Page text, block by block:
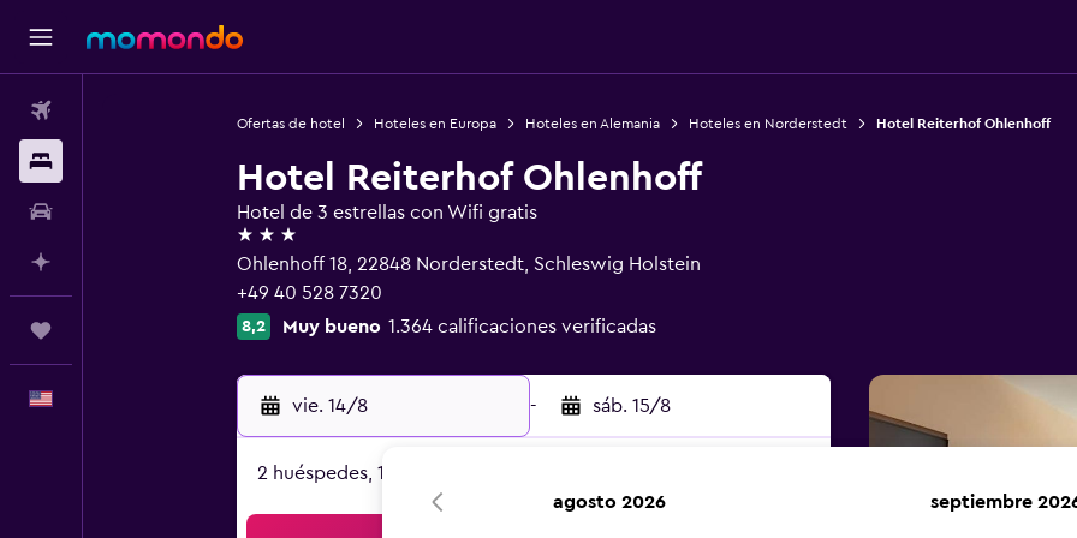
Ofertas de hotel Hoteles en Europa Hoteles en Alemania Hoteles en Norderstedt Hotel Reiterhof Ohlenhoff
Hotel Reiterhof Ohlenhoff
Hotel de 3 estrellas con Wifi gratis
3 estrellas
Ohlenhoff 18, 22848 Norderstedt, Schleswig Holstein
+49 40 528 7320
8,2 Muy bueno 1.364 calificaciones verificadas
vie. 14/8 - sáb. 15/8
2 huéspedes, 1 habitación
agosto 2026 septiembre